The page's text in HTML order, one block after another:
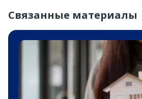
Связанные материалы